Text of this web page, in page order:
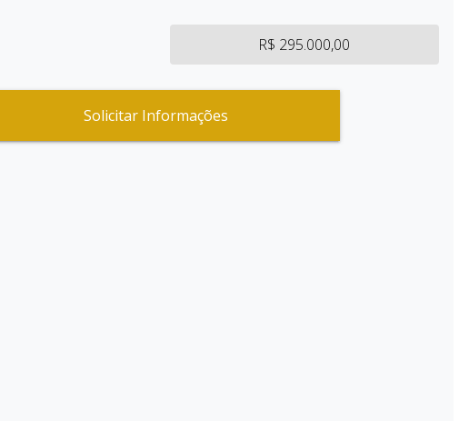
R$ 295.000,00
Solicitar Informações